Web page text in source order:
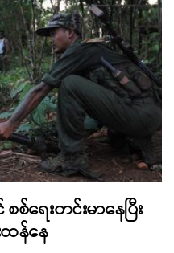
ရေးတင်းမာနေပြီး
န်နေ